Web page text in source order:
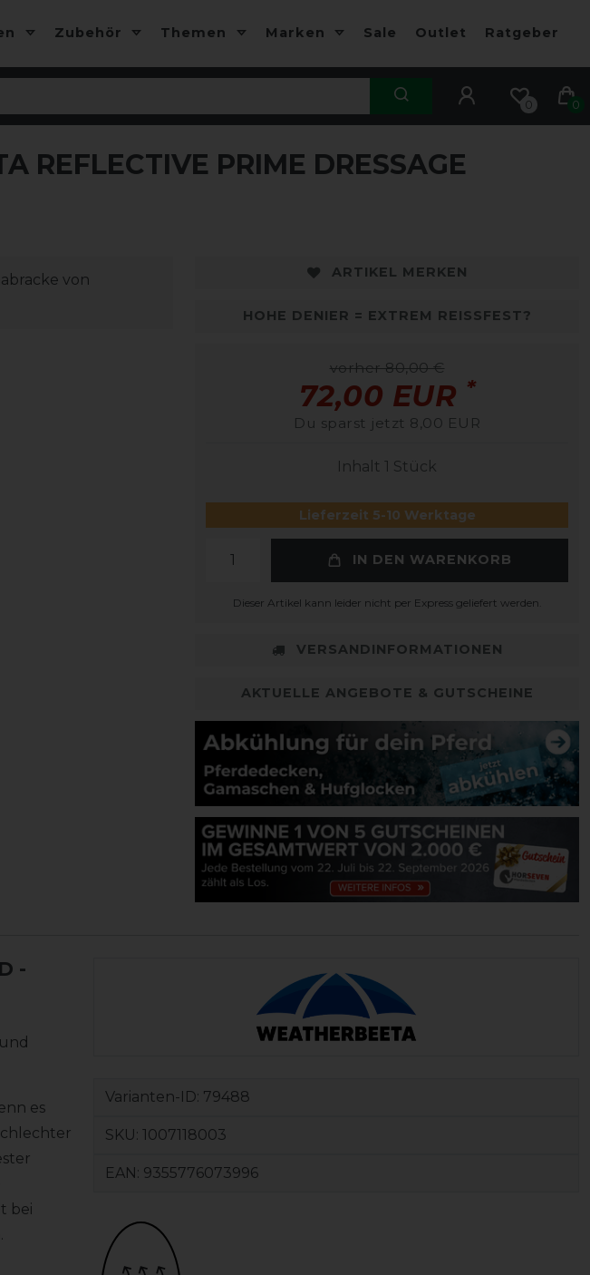
Zubehör Themen Marken Sale Outlet Ratgeber
0 0
REFLECTIVE PRIME DRESSAGE
von
ARTIKEL MERKEN
HOHE DENIER = EXTREM REISSFEST?
vorher 80,00 €
72,00 EUR *
Du sparst jetzt 8,00 EUR
Inhalt 1 Stück
Lieferzeit 5-10 Werktage
IN DEN WARENKORB
Dieser Artikel kann leider nicht per Express geliefert werden.
VERSANDINFORMATIONEN
AKTUELLE ANGEBOTE & GUTSCHEINE
-
es
bei
Varianten-ID: 79488
SKU: 1007118003
EAN: 9355776073996